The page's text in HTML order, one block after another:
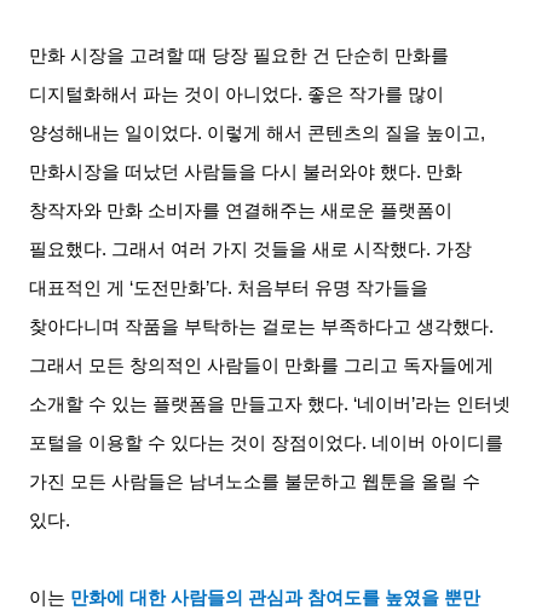
만화 시장을 고려할 때 당장 필요한 건 단순히 만화를
디지털화해서 파는 것이 아니었다. 좋은 작가를 많이
양성해내는 일이었다. 이렇게 해서 콘텐츠의 질을 높이고,
만화시장을 떠났던 사람들을 다시 불러와야 했다. 만화
창작자와 만화 소비자를 연결해주는 새로운 플랫폼이
필요했다. 그래서 여러 가지 것들을 새로 시작했다. 가장
대표적인 게
‘도전만화’다. 처음부터 유명 작가들을
찾아다니며 작품을 부탁하는 걸로는 부족하다고 생각했다.
그래서 모든 창의적인 사람들이 만화를 그리고 독자들에게
소개할 수 있는 플랫폼을 만들고자 했다. ‘네이버 ’라는 인터넷
포털을 이용할 수 있다는 것이 장점이었다. 네이버 아이디를
가진 모든 사람들은 남녀노소를 불문하고 웹툰을 올릴 수
있다.
이는 만화에 대한 사람들의 관심과 참여도를 높였을 뿐만